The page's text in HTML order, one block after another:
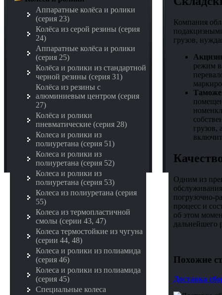
Аппаратные колёса и ролики
(серия 23)
Колёса из серой резины (серия
24)
Аппаратные колёса и ролики
(серия 25)
Колёса и ролики из стандартной
черной резины (серия 31)
Колёса из резины с
алюминиевым центром (серия
27)
Колёса и ролики
пневматические (серия 28)
Колеса и ролики из
полиуретана (серия 51)
Колеса и ролики из
полиуретана (серия 52)
Колеса и ролики из
полиуретана (серия 53)
Колеса из полиуретана (серия
55)
Колеса из термопластичной
смолы (серии 43, 47)
Колеса термостойкие из чугуна
(серии 44, 48)
Колеса и ролики из полиамида
(серия 46)
Колеса и ролики из полиамида
(серия 45)
Специальные колеса
Компания
грузов,
режим
грузов,
Одним из
погрузочно-
процесс и
об этом
дальнейшего
Похожие
Доставка